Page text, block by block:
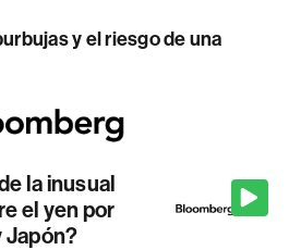
y el riesgo de una
la inusual
el yen por
Japón?